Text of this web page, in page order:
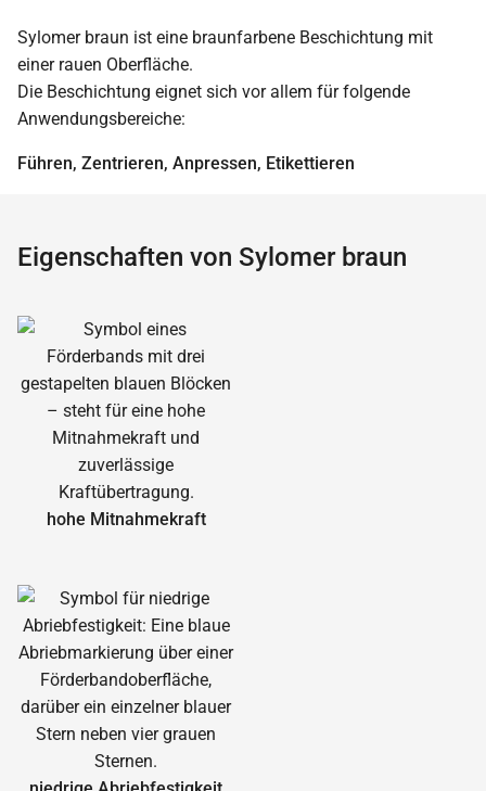
Sylomer braun ist eine braunfarbene Beschichtung mit
einer rauen Oberfläche.
Die Beschichtung eignet sich vor allem für folgende
Anwendungsbereiche:
Führen, Zentrieren, Anpressen, Etikettieren
Eigenschaften von Sylomer braun
hohe Mitnahmekraft